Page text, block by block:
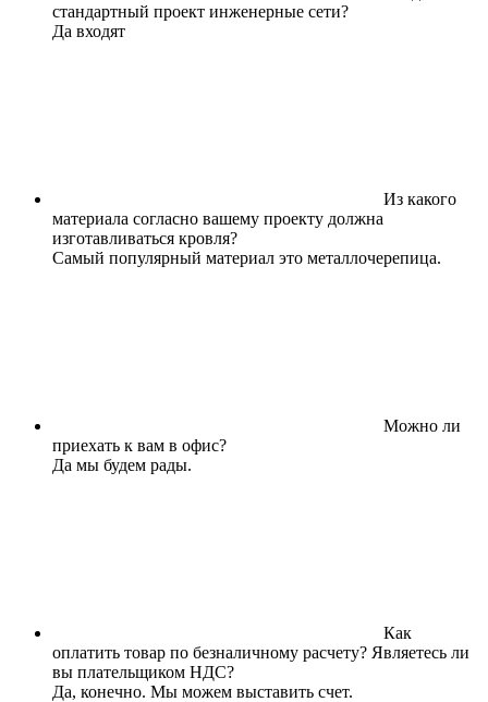
стандартный проект инженерные сети?
Да входят
Из какого
материала согласно вашему проекту должна
изготавливаться кровля?
Самый популярный материал это металлочерепица.
Можно ли
приехать к вам в офис?
Да мы будем рады.
Как
оплатить товар по безналичному расчету? Являетесь ли
вы плательщиком НДС?
Да, конечно. Мы можем выставить счет.